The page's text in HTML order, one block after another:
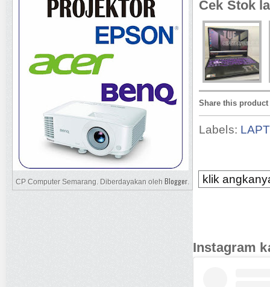
Cek Stok
Share this product
Labels:
klik
Instagram
CP Computer Semarang. Diberdayakan oleh Blogger.